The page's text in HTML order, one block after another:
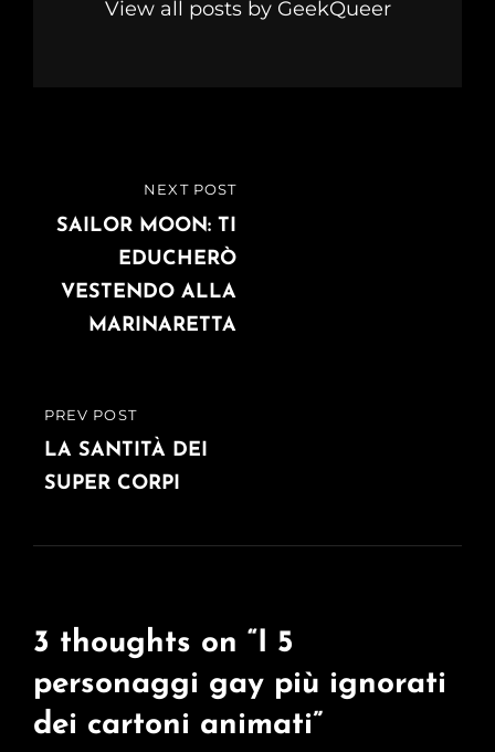
View all posts by GeekQueer
Navigazione
articoli
PREVIOUS
POST
PREV POST
LA SANTITÀ DEI
SUPER CORPI
POST
NEXT POST
SAILOR MOON: TI
EDUCHERÒ
VESTENDO ALLA
MARINARETTA
3 thoughts on “I 5
personaggi gay più ignorati
dei cartoni animati”